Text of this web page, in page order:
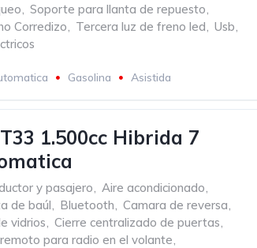
, Soporte para llanta de repuesto,
Corredizo, Tercera luz de freno led, Usb,
Gasolina Asistida
1.500cc Hibrida 7
y pasajero, Aire acondicionado,
de baúl, Bluetooth, Camara de reversa,
vidrios, Cierre centralizado de puertas,
para radio en el volante,